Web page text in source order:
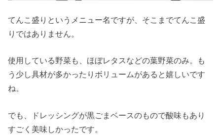
てんこ盛りというメニュー名ですが、そこまでてんこ盛
りではありません。
使用している野菜も、ほぼレタスなどの葉野菜のみ。も
う少し具材が多かったりボリュームがあると嬉しいです
ね。
でも、ドレッシングが黒ごまベースのもので酸味もあり
すごく美味しかったです。